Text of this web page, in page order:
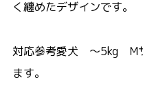
く纏めたデザインです。
対応参考愛犬 ～5kg M
ます。